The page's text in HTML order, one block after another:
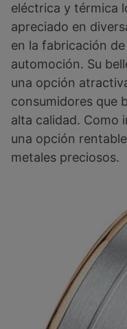
eléctrica y térmica
apreciado en
en la fabricación
automoción. Su
una opción
consumidores que
alta calidad. Como
una opción
metales preciosos.